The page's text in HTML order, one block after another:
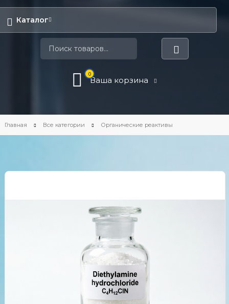
Каталог
0
Ваша корзина
Главная Все категории Органические реактивы